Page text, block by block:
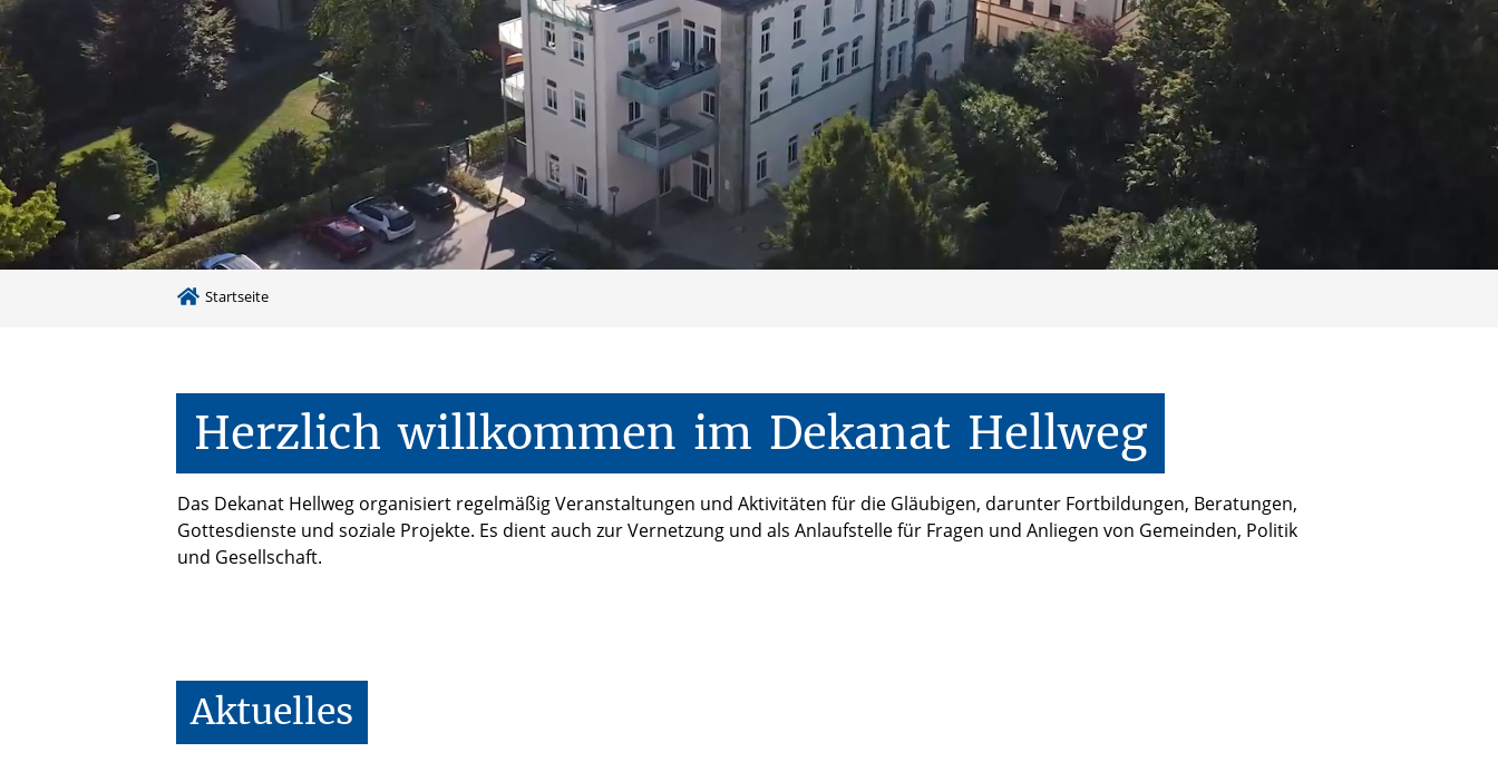
Startseite
Herzlich willkommen im Dekanat Hellweg
Das Dekanat Hellweg organisiert regelmäßig Veranstaltungen und Aktivitäten für die Gläubigen, darunter Fortbildungen, Beratungen,
Gottesdienste und soziale Projekte. Es dient auch zur Vernetzung und als Anlaufstelle für Fragen und Anliegen von Gemeinden, Politik
und Gesellschaft.
Aktuelles